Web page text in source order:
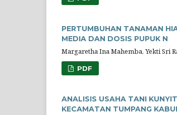
PERTUMBUHAN TANAMAN
MEDIA DAN DOSIS PUPUK N
Margaretha Ina Mahemba, Yekti Sri
PDF
ANALISIS USAHA TANI
KECAMATAN TUMPANG